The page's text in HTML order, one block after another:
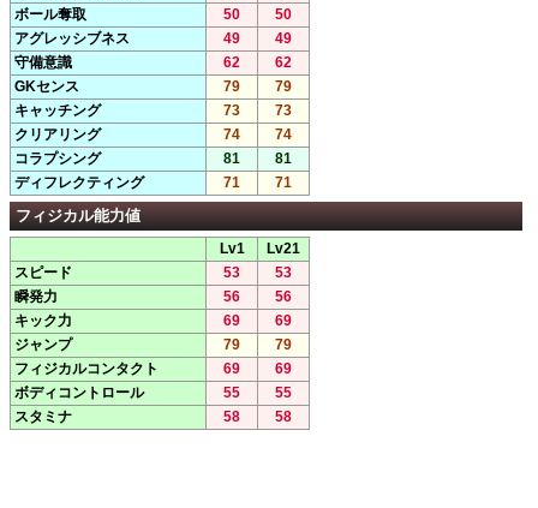
ボール奪取
50
50
アグレッシブネス
49
49
守備意識
62
62
GKセンス
79
79
キャッチング
73
73
クリアリング
74
74
コラプシング
81
81
ディフレクティング
71 71
フィジカル能力値
Lv1
Lv21
スピード
53
53
瞬発力
56
56
キック力
69
69
ジャンプ
79
79
フィジカルコンタクト
69
69
ボディコントロール
55
55
スタミナ
58 58